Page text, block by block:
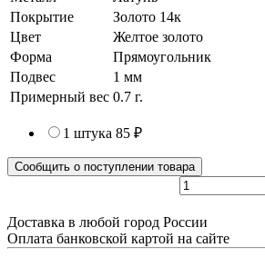
Покрытие
Золото 14к
Цвет
Желтое золото
Форма
Прямоугольник
Подвес
1 мм
Примерный вес 0.7 г.
1 штука 85 ₽
Сообщить о поступлении товара
Доставка в любой город России
Оплата банковской картой на сайте